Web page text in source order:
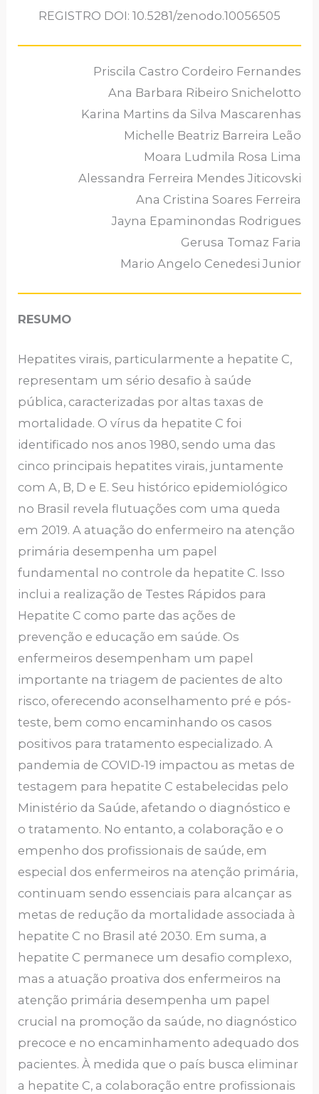
REGISTRO DOI: 10.5281/zenodo.10056505
Priscila Castro Cordeiro Fernandes
Ana Barbara Ribeiro Snichelotto
Karina Martins da Silva Mascarenhas
Michelle Beatriz Barreira Leão
Moara Ludmila Rosa Lima
Alessandra Ferreira Mendes Jiticovski
Ana Cristina Soares Ferreira
Jayna Epaminondas Rodrigues
Gerusa Tomaz Faria
Mario Angelo Cenedesi Junior
RESUMO
Hepatites virais, particularmente a hepatite C,
representam um sério desafio à saúde
pública, caracterizadas por altas taxas de
mortalidade. O vírus da hepatite C foi
identificado nos anos 1980, sendo uma das
cinco principais hepatites virais, juntamente
com A, B, D e E. Seu histórico epidemiológico
no Brasil revela flutuações com uma queda
em 2019. A atuação do enfermeiro na atenção
primária desempenha um papel
fundamental no controle da hepatite C. Isso
inclui a realização de Testes Rápidos para
Hepatite C como parte das ações de
prevenção e educação em saúde. Os
enfermeiros desempenham um papel
importante na triagem de pacientes de alto
risco, oferecendo aconselhamento pré e pós-
teste, bem como encaminhando os casos
positivos para tratamento especializado. A
pandemia de COVID-19 impactou as metas de
testagem para hepatite C estabelecidas pelo
Ministério da Saúde, afetando o diagnóstico e
o tratamento. No entanto, a colaboração e o
empenho dos profissionais de saúde, em
especial dos enfermeiros na atenção primária,
continuam sendo essenciais para alcançar as
metas de redução da mortalidade associada à
hepatite C no Brasil até 2030. Em suma, a
hepatite C permanece um desafio complexo,
mas a atuação proativa dos enfermeiros na
atenção primária desempenha um papel
crucial na promoção da saúde, no diagnóstico
precoce e no encaminhamento adequado dos
pacientes. À medida que o país busca eliminar
a hepatite C, a colaboração entre profissionais